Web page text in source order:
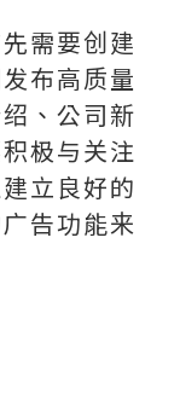
需要创建
布高质量
、公司新
极与关注
立良好的
告功能来